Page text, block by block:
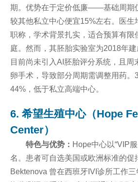
期。优势在于定价低廉——基础周期
较其他私立中心便宜15%左右。医生
职称，学术背景扎实，适合预算有限
庭。然而，其胚胎实验室为2018年建
目前尚未引入AI胚胎评分系统，且周
卵手术，导致部分周期需调整用药。
44%，低于私立高端中心。
6. 希望生殖中心（Hope
Center）
特色与优势： Hope中心以“VIP
名。患者可自选美国或欧洲标准的促
Bektenova 曾在西班牙IVI诊所工作三